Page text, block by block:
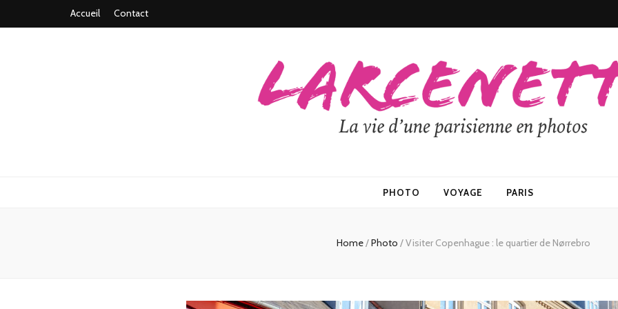
Accueil Contact
PHOTO VOYAGE PARIS
Home/Photo /Visiter Copenhague : le quartier de Nørrebro